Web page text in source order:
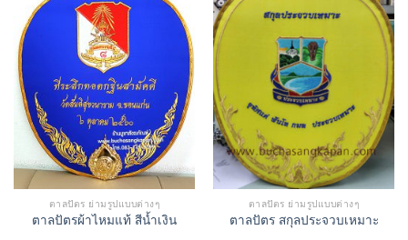
ตาลปัตร ย่ามรูปแบบต่างๆ
ตาลปัตรผ้าไหมแท้ สีน้ำเงิน
ตาลปัตร ย่ามรูปแบบต่างๆ
ตาลปัตร สกุลประจวบเหมาะ